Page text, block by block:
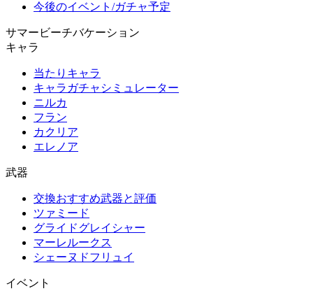
今後のイベント/ガチャ予定
サマービーチバケーション
キャラ
当たりキャラ
キャラガチャシミュレーター
ニルカ
フラン
カクリア
エレノア
武器
交換おすすめ武器と評価
ツァミード
グライドグレイシャー
マーレルークス
シェーヌドフリュイ
イベント